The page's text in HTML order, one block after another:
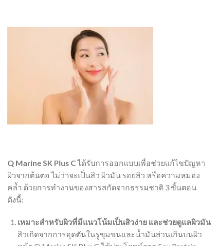
Q Marine SK Plus Cได้รับการออกแบบเพื่อช่วยแก้ไขปัญหา
ผิวจากต้นตอ ไม่ว่าจะเป็นสิว ผิวมัน รอยสิว หรือความหมอง
คล้ำ ด้วยการทำงานของสารสกัดจากธรรมชาติ 3 ขั้นตอน
ดังนี้:
เหมาะสำหรับผิวที่มีแนวโน้มเป็นสิวง่าย และช่วยดูแลผิวมัน
สิวเกิดจากการอุดตันในรูขุมขนและน้ำมันส่วนเกินบนผิว